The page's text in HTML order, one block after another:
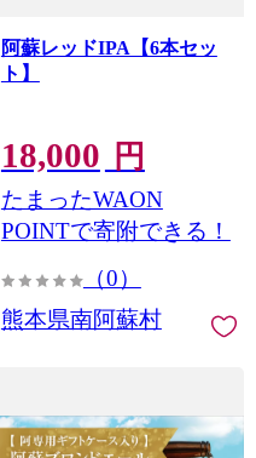
阿蘇レッドIPA【6本セッ
ト】
18,000 円
たまったWAON
POINTで寄附できる！
（0）
熊本県南阿蘇村